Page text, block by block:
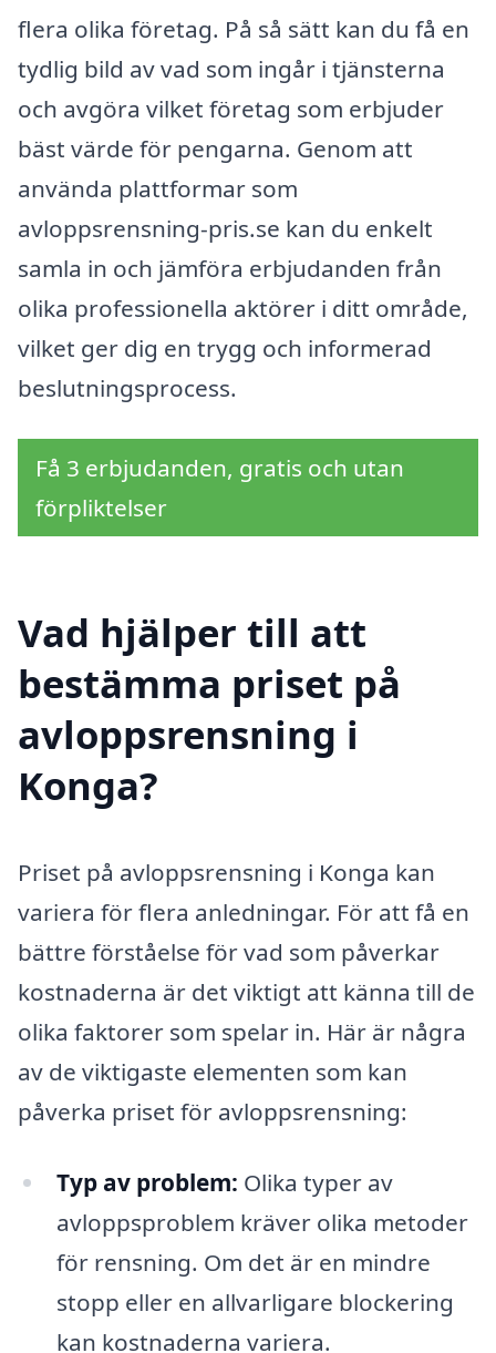
flera olika företag. På så sätt kan du få en
tydlig bild av vad som ingår i tjänsterna
och avgöra vilket företag som erbjuder
bäst värde för pengarna. Genom att
använda plattformar som
avloppsrensning-pris.se kan du enkelt
samla in och jämföra erbjudanden från
olika professionella aktörer i ditt område,
vilket ger dig en trygg och informerad
beslutningsprocess.
Få 3 erbjudanden, gratis och utan
förpliktelser
Vad hjälper till att
bestämma priset på
avloppsrensning i
Konga?
Priset på avloppsrensning i Konga kan
variera för flera anledningar. För att få en
bättre förståelse för vad som påverkar
kostnaderna är det viktigt att känna till de
olika faktorer som spelar in. Här är några
av de viktigaste elementen som kan
påverka priset för avloppsrensning:
Typ av problem: Olika typer av
avloppsproblem kräver olika metoder
för rensning. Om det är en mindre
stopp eller en allvarligare blockering
kan kostnaderna variera.